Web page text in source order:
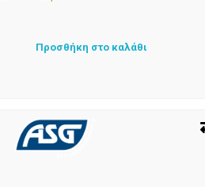
Προσθήκη στο καλάθι